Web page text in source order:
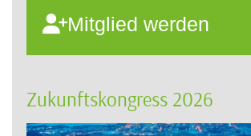
Mitglied werden
Zukunftskongress 2026